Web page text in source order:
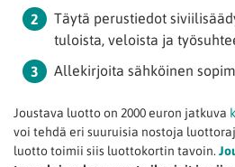
Täytä perustiedot
tuloista, veloista ja
Allekirjoita sähköinen
Joustava luotto on 2000 euron jatkuva
voi tehdä eri suuruisia nostoja
luotto toimii siis luottokortin tavoin.